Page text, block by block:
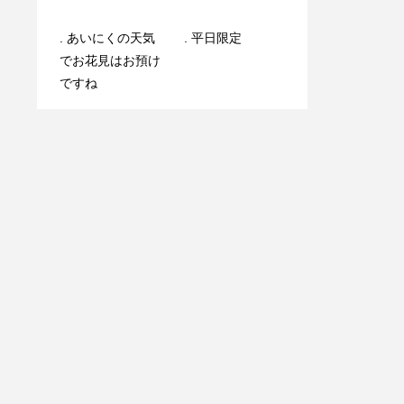
. あいにくの天気️
でお花見はお預け
ですね
. 平日限定️
るスタッフを募集
しています